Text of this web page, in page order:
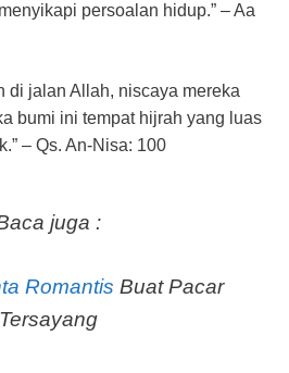
persoalan hidup.” – Aa
di jalan Allah, niscaya mereka
bumi ini tempat hijrah yang luas
– Qs. An-Nisa: 100
juga :
Romantis Buat Pacar
Tersayang